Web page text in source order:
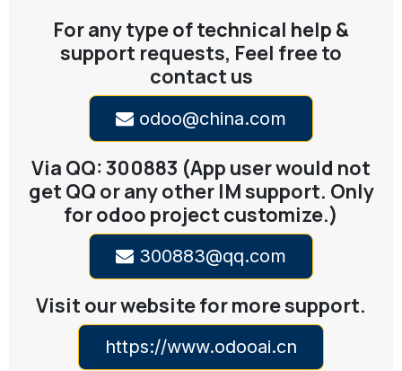
For any type of technical help &
support requests, Feel free to
contact us
odoo@china.com
Via QQ: 300883 (App user would not
get QQ or any other IM support. Only
for odoo project customize.)
300883@qq.com
Visit our website for more support.
https://www.odooai.cn